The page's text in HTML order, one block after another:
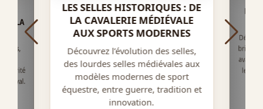
LES SELLES HISTORIQUES : DE
LA CAVALERIE MÉDIÉVALE
AUX SPORTS MODERNES
Découvrez l’évolution des selles,
des lourdes selles médiévales aux
modèles modernes de sport
équestre, entre guerre, tradition et
innovation.
LES
brides
le